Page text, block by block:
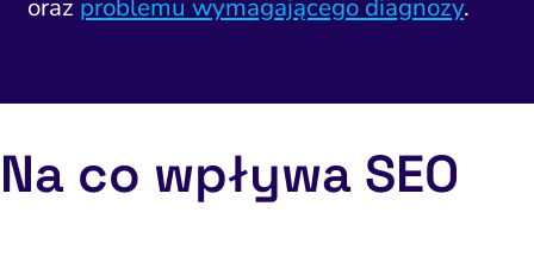
oraz problemu wymagającego diagnozy.
Na co wpływa SEO